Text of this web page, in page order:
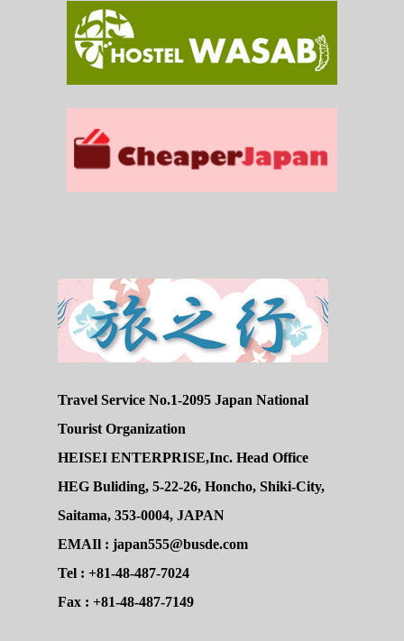
Travel Service No.1-2095 Japan National
Tourist Organization
HEISEI ENTERPRISE,Inc. Head Office
HEG Buliding, 5-22-26, Honcho, Shiki-City,
Saitama, 353-0004, JAPAN
EMAIl : japan555@busde.com
Tel : +81-48-487-7024
Fax : +81-48-487-7149